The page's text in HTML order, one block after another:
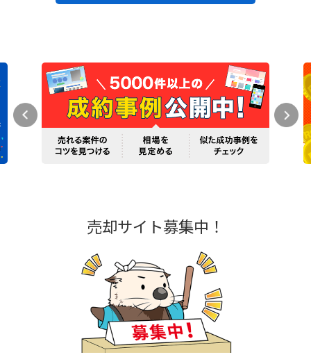
売却サイト募集中！